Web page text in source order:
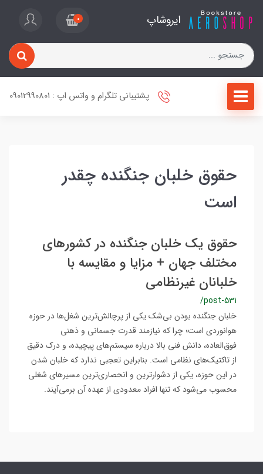
ایروشاپ 0
پشتیبانی تلگرام و واتس اپ : 09012990801
حقوق خلبان جنگنده چقدر
است
حقوق یک خلبان جنگنده در کشورهای
مختلف جهان + مزایا و مقایسه با
خلبانان غیرنظامی
/post-531
خلبان جنگنده بودن بی‌شک یکی از پرچالش‌ترین شغل‌ها در حوزه
هوانوردی است؛ چرا که نیازمند قدرت جسمانی و ذهنی
فوق‌العاده، دانش فنی بالا درباره سیستم‌های پیچیده، و درک دقیق
از تاکتیک‌های نظامی است. بنابراین تعجبی ندارد که خلبان شدن
در این حوزه، یکی از دشوارترین و انحصاری‌ترین مسیرهای شغلی
محسوب می‌شود که تنها افراد معدودی از عهده آن برمی‌آیند.